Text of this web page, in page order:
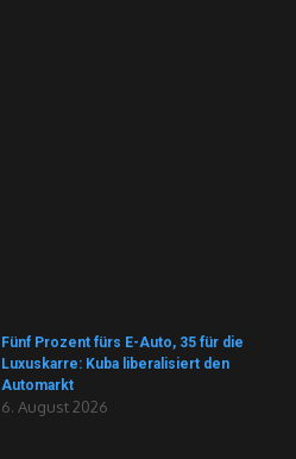
Fünf Prozent fürs E-Auto, 35 für die
Luxuskarre: Kuba liberalisiert den
Automarkt
6. August 2026